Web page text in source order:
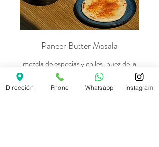
Paneer Butter Masala
mezcla de especias y chiles, nuez de la
India, semilla de girasol, tofu orgánico
curado, arroz jazmín
Dirección Phone Whatsapp Instagram